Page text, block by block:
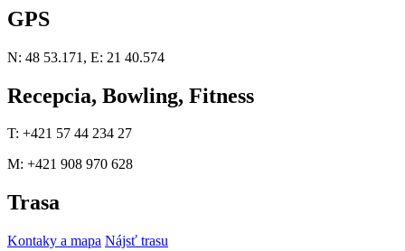
GPS
N: 48 53.171, E: 21 40.574
Recepcia, Bowling, Fitness
T: +421 57 44 234 27
M: +421 908 970 628
Trasa
Kontaky a mapa Nájsť trasu